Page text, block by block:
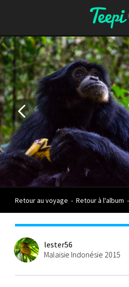
Retour au voyage - Retour à l'album -
lester56
Malaisie Indonésie 2015